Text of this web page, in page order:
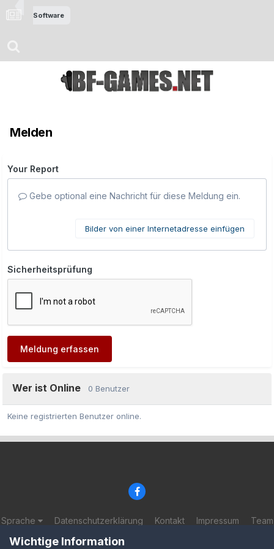
Software
Melden
Your Report
Gebe optional eine Nachricht für diese Meldung ein.
Bilder von einer Internetadresse einfügen
Sicherheitsprüfung
Meldung erfassen
Wer ist Online 0 Benutzer
Keine registrierten Benutzer online.
Sprache Datenschutzerklärung Kontakt Impressum Team
© 2002-2025 BF-Games.net
Powered by Invision Community
Wichtige Information